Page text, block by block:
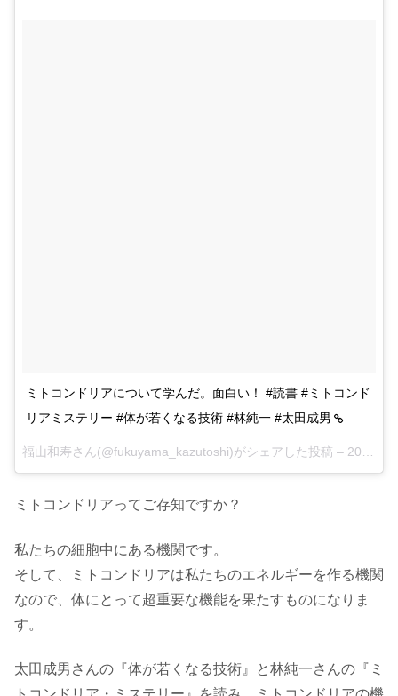
ミトコンドリアについて学んだ。面白い！ #読書 #ミトコンド
リアミステリー #体が若くなる技術 #林純一 #太田成男
福山和寿さん(@fukuyama_kazutoshi)がシェアした投稿 – 2017 12月 16 9:07午後 PST
ミトコンドリアってご存知ですか？
私たちの細胞中にある機関です。
そして、ミトコンドリアは私たちのエネルギーを作る機関
なので、体にとって超重要な機能を果たすものになりま
す。
太田成男さんの『体が若くなる技術』と林純一さんの『ミ